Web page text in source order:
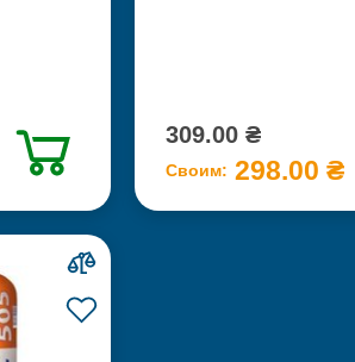
309.00 ₴
Своим: 298.00 ₴